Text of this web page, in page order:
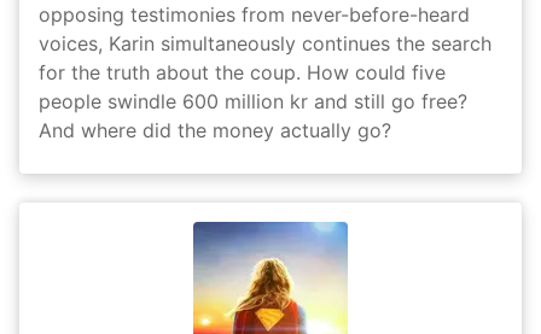
opposing testimonies from never-before-heard
voices, Karin simultaneously continues the search
for the truth about the coup. How could five
people swindle 600 million kr and still go free?
And where did the money actually go?